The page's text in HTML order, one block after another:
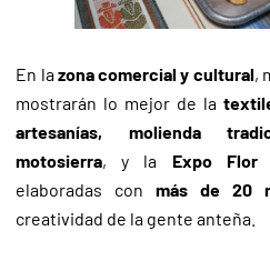
En lazona comercial y cultural,
mostrarán lo mejor de la
artesanías, molienda
motosierra, y la Expo Flor
elaboradas conmás de 20
creatividad de la gente anteña.